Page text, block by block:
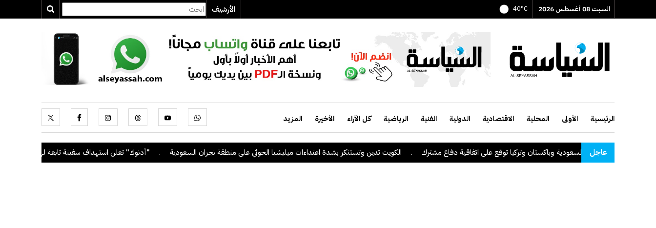
السبت 08 أغسطس 2026 40°C الأرشيف
الرئيسية الأولى المحلية الاقتصادية الدولية الفنية الرياضية كل الآراء الأخيرة المزيد
عاجلالسعودية وباكستان وتركيا توقع على اتفاقية دفاع مشترك الكويت تدين وتستنكر بشدة اعتداءات ميليشيا الحوثي على منطقة نجران السعودية . "أدنوك" تعلن استهداف سفينة تابعة لها بصاروخ أثناء